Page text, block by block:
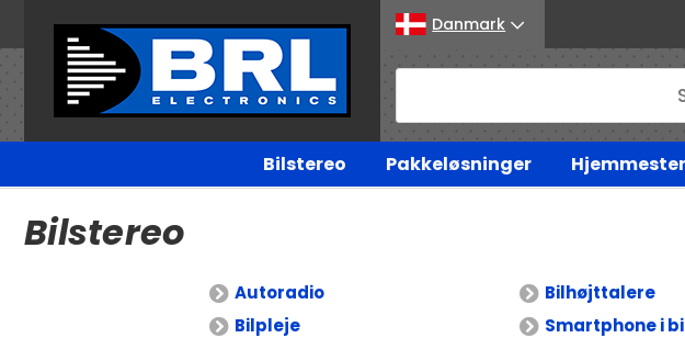
Danmark
Bilstereo Pakkeløsninger
Bilstereo
Autoradio Bilhøjttalere
Bilpleje
Smartphone i